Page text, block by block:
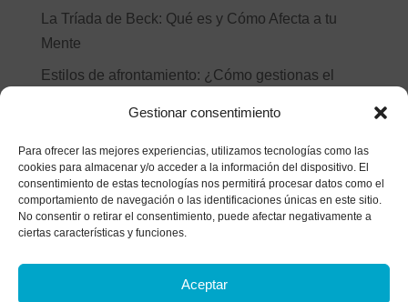
Gestionar consentimiento
Para ofrecer las mejores experiencias, utilizamos tecnologías como las
cookies para almacenar y/o acceder a la información del dispositivo. El
consentimiento de estas tecnologías nos permitirá procesar datos como el
comportamiento de navegación o las identificaciones únicas en este sitio.
No consentir o retirar el consentimiento, puede afectar negativamente a
ciertas características y funciones.
Aceptar
La Tríada de Beck: Qué es y Cómo Afecta a tu
Mente
Estilos de afrontamiento: ¿Cómo gestionas el
análisis de las heridas que apagan el amor
¿Tratas de parar tu mente? Descubre por qué
luchar contra tus pensamientos los vuelve más
fuertes
La anestesia colectiva: Alcoholismo funcional y
síntomas de una adicción invisible